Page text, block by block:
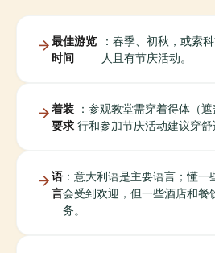
最佳游览
时间
：春季、初秋，或索
人且有节庆活动。
着装
要求
：参观教堂需穿着得体（
行和参加节庆活动建议穿舒
语
言
：意大利语是主要语言；懂
会受到欢迎，但一些酒店和餐
务。